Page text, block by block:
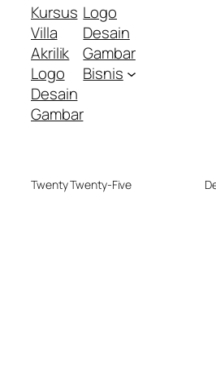
Kursus
Villa
Akrilik
Logo
Desain
Gambar
Logo
Desain
Gambar
Bisnis
Twenty Twenty-Five